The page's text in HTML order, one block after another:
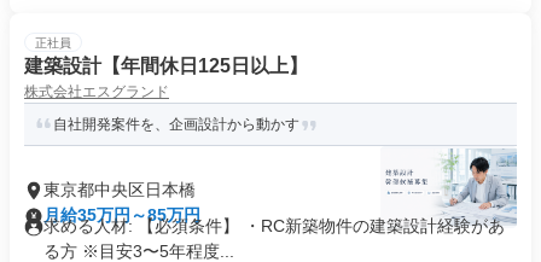
正社員
建築設計【年間休日125日以上】
株式会社エスグランド
自社開発案件を、企画設計から動かす
東京都中央区日本橋
月給35万円～85万円
求める人材: 【必須条件】 ・RC新築物件の建築設計経験があ
る方 ※目安3〜5年程度...